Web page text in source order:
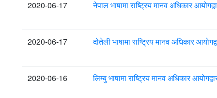
2020-06-17 नेपाल भाषामा राष्ट्रिय मानव अधिकार
2020-06-17 दोतेली भाषामा राष्ट्रिय मानव अधिकार
2020-06-16 लिम्बु भाषामा राष्ट्रिय मानव अधिकार